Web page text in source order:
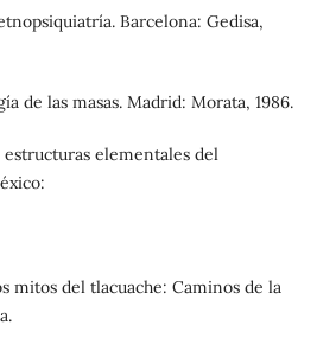
Barcelona: Gedisa,
de las masas. Madrid: Morata, 1986.
estructuras elementales del
mitos del tlacuache: Caminos de la